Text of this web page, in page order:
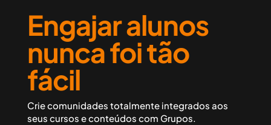
Engajar alunos
nunca foi tão
fácil
Criecomunidades totalmente integrados aos
seus cursos e conteúdos com Grupos.